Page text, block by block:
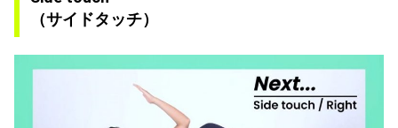
（サイドタッチ）